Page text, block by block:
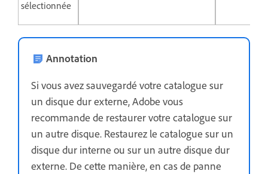
sélectionnée
Annotation
Si vous avez sauvegardé votre catalogue sur
un disque dur externe, Adobe vous
recommande de restaurer votre catalogue sur
un autre disque. Restaurez le catalogue sur un
disque dur interne ou sur un autre disque dur
externe. De cette manière, en cas de panne